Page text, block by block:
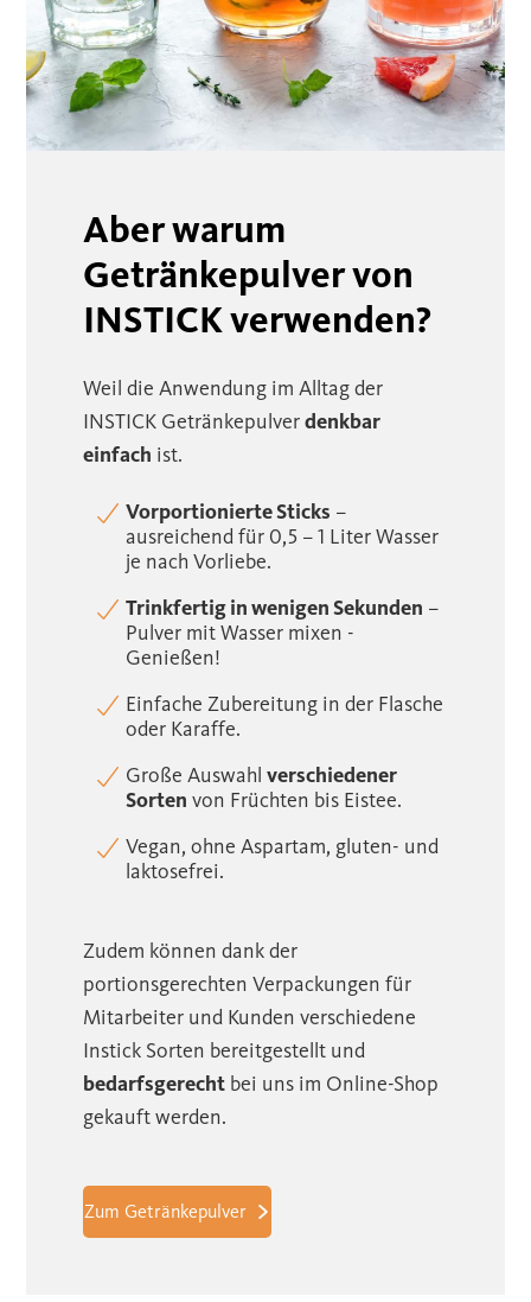
Aber warum
Getränkepulver von
INSTICK verwenden?
Weil die Anwendung im Alltag der
INSTICK Getränkepulverdenkbar
einfach ist.
Vorportionierte Sticks –
ausreichend für 0,5 – 1 Liter Wasser
je nach Vorliebe.
Trinkfertig in wenigen Sekunden –
Pulver mit Wasser mixen -
Genießen!
Einfache Zubereitung in der Flasche
oder Karaffe.
Große Auswahl verschiedener
Sorten von Früchten bis Eistee.
Vegan, ohne Aspartam, gluten- und
laktosefrei.
Zudem können dank der
portionsgerechten Verpackungen für
Mitarbeiter und Kunden verschiedene
Instick Sorten bereitgestellt und
bedarfsgerecht bei uns im Online-Shop
gekauft werden.
Zum Getränkepulver